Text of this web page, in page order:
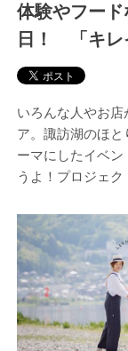
体験やフー
日！ 「キレ
いろんな人やお店
ア。諏訪湖のほ
ーマにしたイベ
うよ！プロジェク